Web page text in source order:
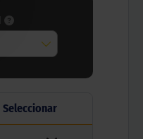
Seleccionar